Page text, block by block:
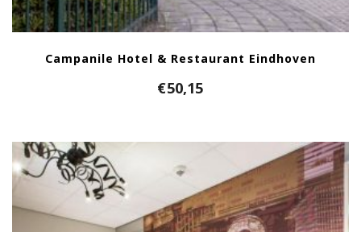
Campanile Hotel & Restaurant Eindhoven
€50,15